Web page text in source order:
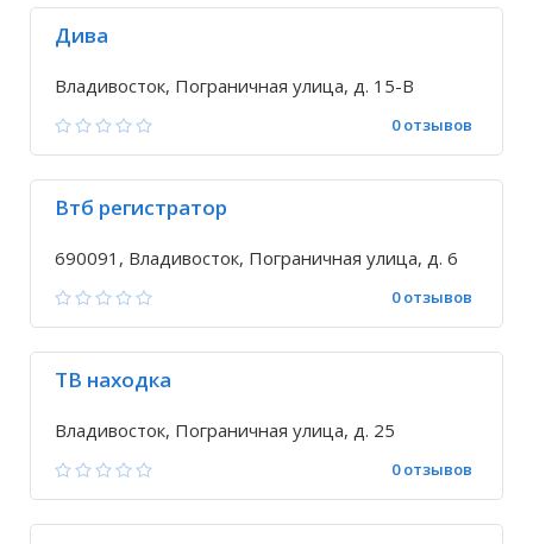
Дива
Владивосток, Пограничная улица, д. 15-В
0 отзывов
Втб регистратор
690091, Владивосток, Пограничная улица, д. 6
0 отзывов
ТВ находка
Владивосток, Пограничная улица, д. 25
0 отзывов